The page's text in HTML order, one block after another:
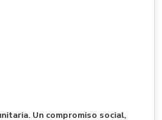
Un compromiso social,